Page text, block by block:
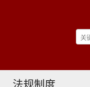
法规制度